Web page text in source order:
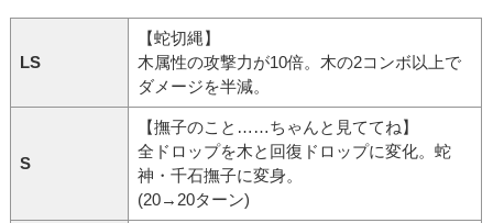
LS
【蛇切縄】
木属性の攻撃力が10倍。木の2コンボ以上で
ダメージを半減。
S
【撫子のこと……ちゃんと見ててね】
全ドロップを木と回復ドロップに変化。蛇
神・千石撫子に変身。
(20→20ターン)